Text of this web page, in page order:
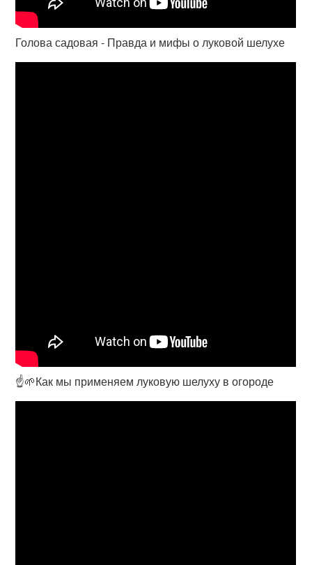
Голова садовая - Правда и мифы о луковой шелухе
☝🌱Как мы применяем луковую шелуху в огороде